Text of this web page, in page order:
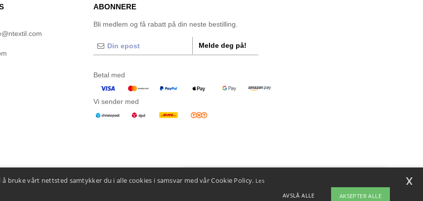
ABONNERE
Bli medlem og få rabatt på din neste bestilling.
Melde deg på!
Betal med
Vi sender med
vårt nettsted samtykker du i alle cookies i samsvar med vår Cookie Policy. Les
AVSLÅ ALLE AKSEPTER ALLE
x
👋 Hei
Hvis du har spørsmål eller bekymringer, kan du kontakte oss når som helst.